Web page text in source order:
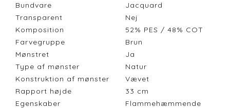
Bundvare
Jacquard
Transparent
Nej
Komposition
52% PES / 48% COT
Farvegruppe
Brun
Mønstret
Ja
Type af mønster
Natur
Konstruktion af mønster
Vævet
Rapport højde
33 cm
Egenskaber
Flammehæmmende